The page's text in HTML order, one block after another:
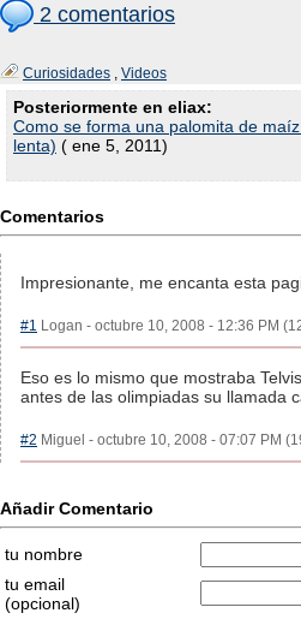
2 comentarios
Curiosidades , Videos
Posteriormente en eliax:
Como se forma una palomita de
lenta) ( ene 5, 2011)
Comentarios
Impresionante, me encanta esta
#1 Logan - octubre 10, 2008 - 12:36 PM
Eso es lo mismo que mostraba
antes de las olimpiadas su llamada
#2 Miguel - octubre 10, 2008 - 07:07 PM
Añadir Comentario
tu nombre
tu email
(opcional)